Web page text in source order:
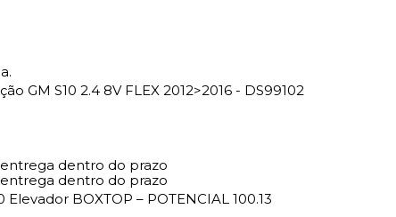
GM S10 2.4 8V FLEX 2012>2016 - DS99102
dentro do prazo
dentro do prazo
BOXTOP – POTENCIAL 100.13